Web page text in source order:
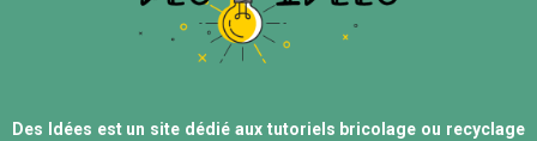
Des Idées est un site dédié aux tutoriels bricolage ou recyclage